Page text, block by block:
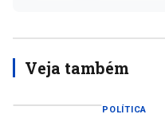
Veja também
POLÍTICA